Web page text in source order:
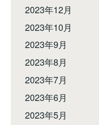
2023年12月
2023年10月
2023年9月
2023年8月
2023年7月
2023年6月
2023年5月